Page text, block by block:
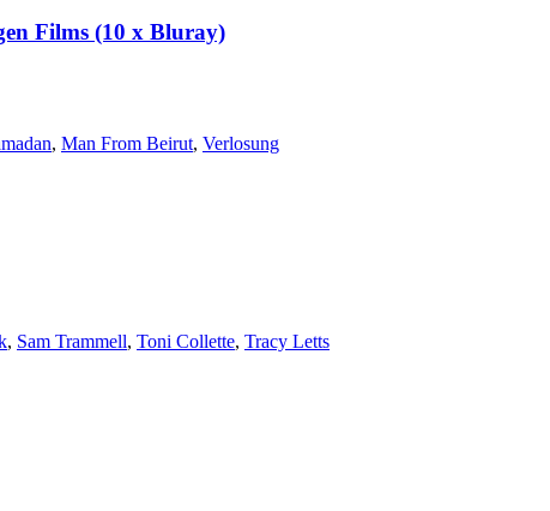
Films (10 x Bluray)
, Man From Beirut, Verlosung
, Sam Trammell, Toni Collette, Tracy Letts